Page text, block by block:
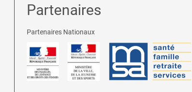
Partenaires
Partenaires Nationaux